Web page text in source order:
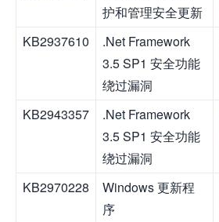
护和管理安全更新
KB2937610
.Net Framework
3.5 SP1 安全功能
绕过漏洞
KB2943357
.Net Framework
3.5 SP1 安全功能
绕过漏洞
KB2970228
Windows 更新程
序